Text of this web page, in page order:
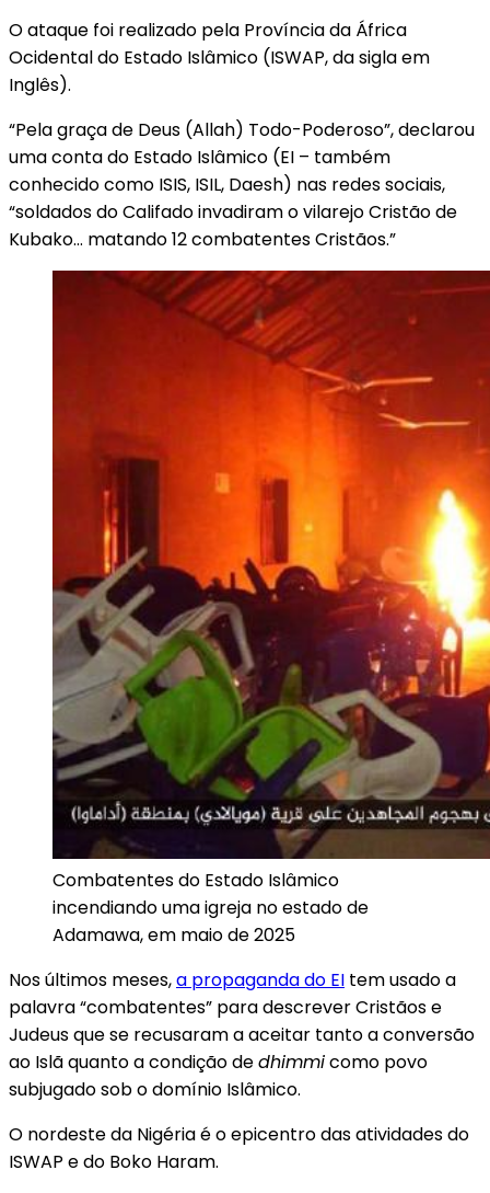
O ataque foi realizado pela Província da África
Ocidental do Estado Islâmico (ISWAP, da sigla em
Inglês).
“Pela graça de Deus (Allah) Todo-Poderoso”, declarou
uma conta do Estado Islâmico (EI – também
conhecido como ISIS, ISIL, Daesh) nas redes sociais,
“soldados do Califado invadiram o vilarejo Cristão de
Kubako… matando 12 combatentes Cristãos.”
Combatentes do Estado Islâmico
incendiando uma igreja no estado de
Adamawa, em maio de 2025
Nos últimos meses,a propaganda do EI tem usado a
palavra “combatentes” para descrever Cristãos e
Judeus que se recusaram a aceitar tanto a conversão
ao Islã quanto a condição dedhimmicomo povo
subjugado sob o domínio Islâmico.
O nordeste da Nigéria é o epicentro das atividades do
ISWAP e do Boko Haram.